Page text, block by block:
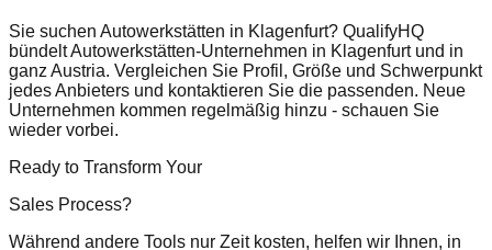
Sie suchen Autowerkstätten in Klagenfurt? QualifyHQ
bündelt Autowerkstätten-Unternehmen in Klagenfurt und in
ganz Austria. Vergleichen Sie Profil, Größe und Schwerpunkt
jedes Anbieters und kontaktieren Sie die passenden. Neue
Unternehmen kommen regelmäßig hinzu - schauen Sie
wieder vorbei.
Ready to Transform Your
Sales Process?
Während andere Tools nur Zeit kosten, helfen wir Ihnen, in